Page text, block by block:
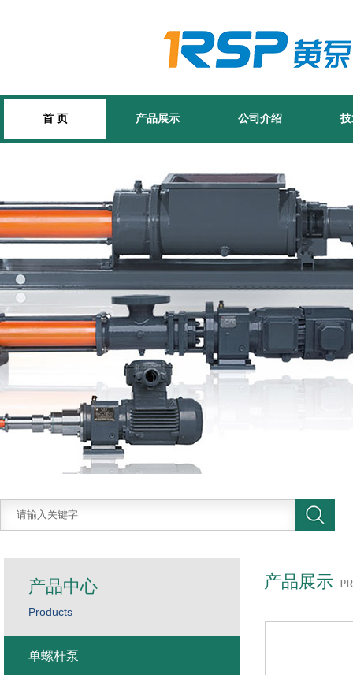
首 页 产品展示 公司介绍
产品展示
产品中心
Products
单螺杆泵